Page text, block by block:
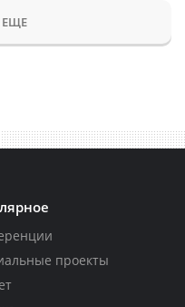
ЕЩЕ
проекты